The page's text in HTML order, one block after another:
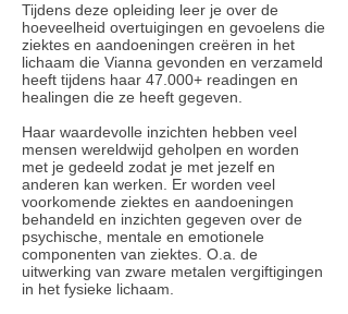
Tijdens deze opleiding leer je over de
hoeveelheid overtuigingen en gevoelens die
ziektes en aandoeningen creëren in het
lichaam die Vianna gevonden en verzameld
heeft tijdens haar 47.000+ readingen en
healingen die ze heeft gegeven.
Haar waardevolle inzichten hebben veel
mensen wereldwijd geholpen en worden
met je gedeeld zodat je met jezelf en
anderen kan werken. Er worden veel
voorkomende ziektes en aandoeningen
behandeld en inzichten gegeven over de
psychische, mentale en emotionele
componenten van ziektes. O.a. de
uitwerking van zware metalen vergiftigingen
in het fysieke lichaam.